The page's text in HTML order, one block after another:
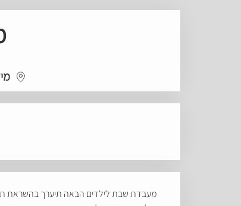
מעבדת שבת לילדים הבאה תיערך בהשראת